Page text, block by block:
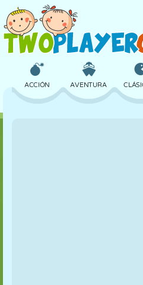
ACCIÓN AVENTURA